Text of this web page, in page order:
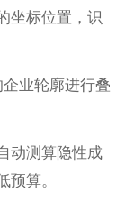
坐标位置，识
企业轮廓进行叠
动测算隐性成
算。